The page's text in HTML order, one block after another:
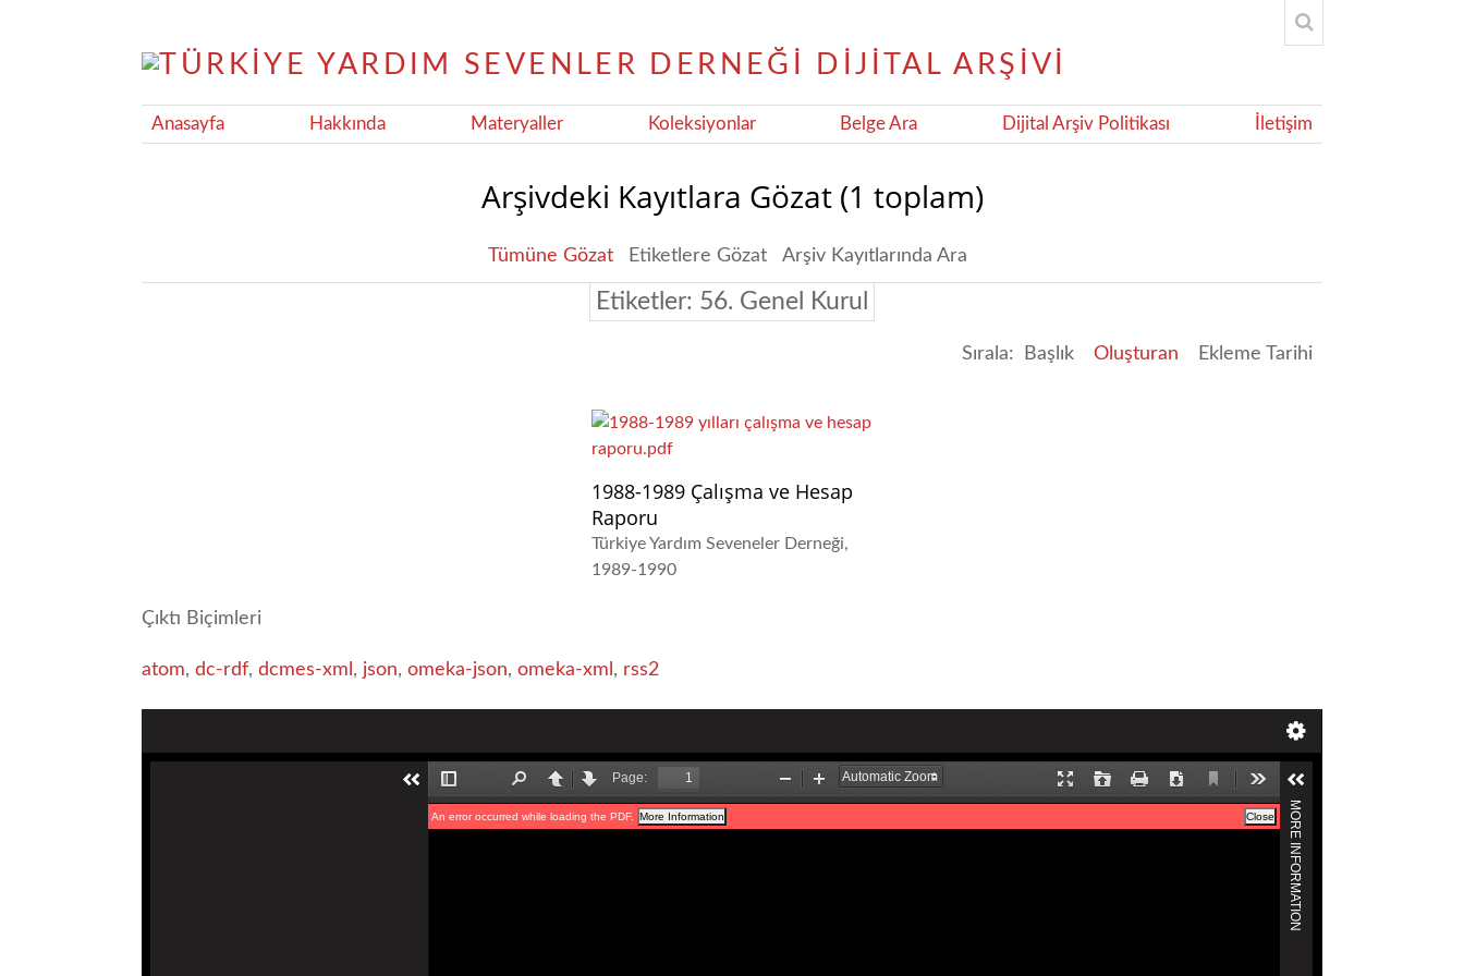
Anasayfa Hakkında Materyaller Koleksiyonlar Belge Ara Dijital Arşiv Politikası İletişim
Arşivdeki Kayıtlara Gözat (1 toplam)
Tümüne Gözat Etiketlere Gözat Arşiv Kayıtlarında Ara
Etiketler: 56. Genel Kurul
Sırala: Başlık Oluşturan Ekleme Tarihi
1988-1989 Çalışma ve Hesap
Raporu
Türkiye Yardım Seveneler Derneği
1989-1990
Çıktı Biçimleri
atom,dc-rdf,dcmes-xml , json,omeka-json,omeka-xml , rss2